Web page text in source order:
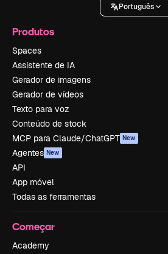
Português
Produtos
Spaces
Assistente de IA
Gerador de imagens
Gerador de vídeos
Texto para voz
Conteúdo de stock
MCP para Claude/ChatGPT New
Agentes New
API
App móvel
Todas as ferramentas
Começar
Academy